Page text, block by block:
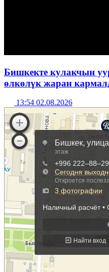
Бишкекте кулакчын
өлкөлүк жаран
13:54 02.08.2026